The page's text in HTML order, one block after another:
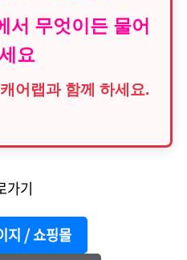
서 무엇이든 물어
요
어랩과 함께 하세요.
가기
지 / 쇼핑몰